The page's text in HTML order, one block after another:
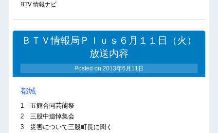
BTV 情報ナビ
ＢＴＶ情報局Ｐｌｕｓ６月１１日（火）
放送内容
Posted on 2013年6月11日
都城
1 五館合同芸能祭
2 三股中追悼集会
3 災害について三股町長に聞く